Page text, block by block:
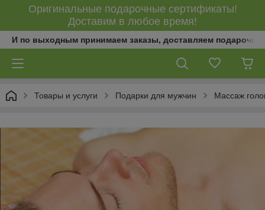
Оригинальные подарочные сертификаты!
Доставим в любое время!
И по выходным принимаем заказы, доставляем
Товары и услуги Подарки для мужчин Массаж